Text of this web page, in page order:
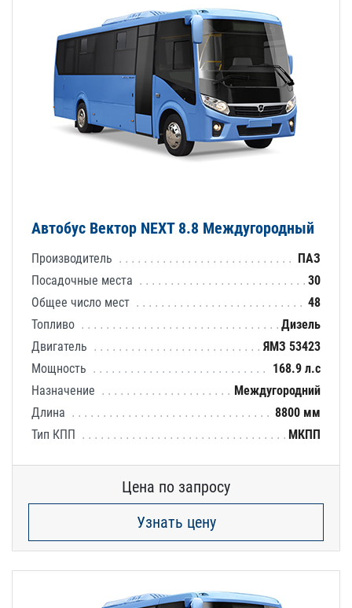
Автобус Вектор NEXT 8.8 Междугородный
Производитель
ПАЗ
Посадочные места
30
Общее число мест
48
Топливо
Дизель
Двигатель
ЯМЗ 53423
Мощность
168.9 л.с
Назначение
Междугородний
Длина
8800 мм
Тип КПП
МКПП
Цена по запросу
Узнать цену